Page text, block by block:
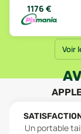
1176 €
Voir
Un portable